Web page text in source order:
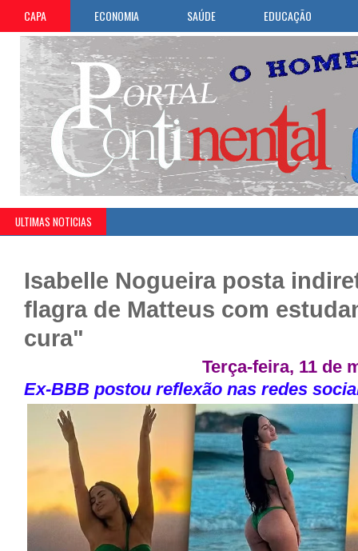
CAPA ECONOMIA SAÚDE EDUCAÇÃO
ULTIMAS NOTICIAS
Isabelle Nogueira posta
flagra de Matteus com
cura"
Terça-feira, 11 de
Ex-BBB postou reflexão nas redes